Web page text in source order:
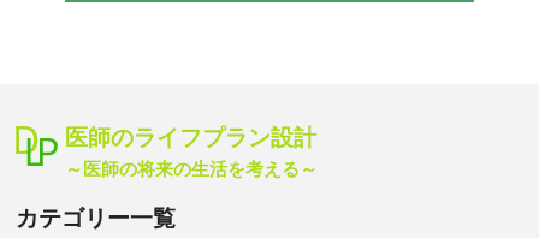
医師のライフプラン設計
～医師の将来の生活を考える～
カテゴリー一覧